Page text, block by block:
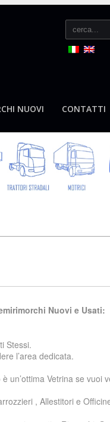
NUOVI CONTATTI
Nuovi e Usati:
Stessi.
l’area dedicata.
un’ottima Vetrina se vuoi
, Allestitori e